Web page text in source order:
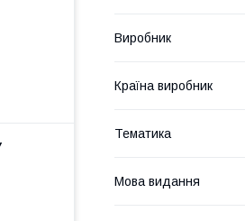
Виробник
Країна виробник
Тематика
Мова видання